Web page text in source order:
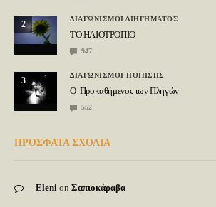
2
ΔΙΑΓΩΝΙΣΜΟΙ ΔΙΗΓΗΜΑΤΟΣ
ΤΟ ΗΛΙΟΤΡΟΠΙΟ
947
3
ΔΙΑΓΩΝΙΣΜΟΙ ΠΟΙΗΣΗΣ
Ο Προκαθήμενος των Πληγών
552
ΠΡΟΣΦΑΤΑ ΣΧΟΛΙΑ
Eleni on Σαπιοκάραβα